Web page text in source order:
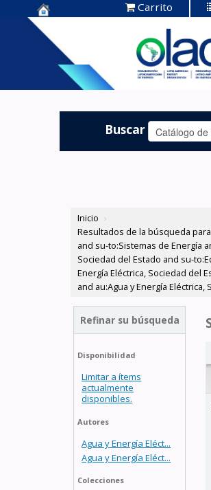
Centro de
Documentación
OLADE -
Carrito
Buscar
Inicio ›
Resultados de la búsqueda
and su-to:Sistemas de Energía
Sociedad del Estado and su-
Energía Eléctrica, Sociedad del
and au:Agua y Energía
Refinar su búsqueda
Disponibilidad
Limitar a ítems
actualmente
disponibles.
Autores
Agua y Energía Eléct...
Agua y Energía Eléct...
Colecciones